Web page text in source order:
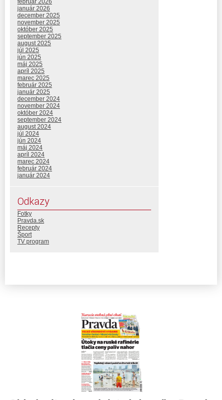
február 2026
január 2026
december 2025
november 2025
október 2025
september 2025
august 2025
júl 2025
jún 2025
máj 2025
apríl 2025
marec 2025
február 2025
január 2025
december 2024
november 2024
október 2024
september 2024
august 2024
júl 2024
jún 2024
máj 2024
apríl 2024
marec 2024
február 2024
január 2024
Odkazy
Fotky
Pravda.sk
Recepty
Šport
TV program